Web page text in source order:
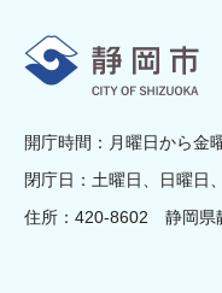
開庁時間：月曜日から金
閉庁日：土曜日、日曜日
住所：420-8602 静岡県